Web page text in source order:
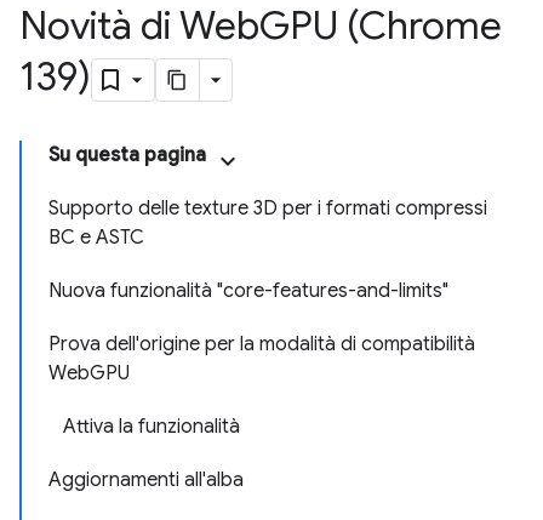
Novità di WebGPU (Chrome
139)
Su questa pagina
Supporto delle texture 3D per i formati compressi
BC e ASTC
Nuova funzionalità "core-features-and-limits"
Prova dell'origine per la modalità di compatibilità
WebGPU
Attiva la funzionalità
Aggiornamenti all'alba